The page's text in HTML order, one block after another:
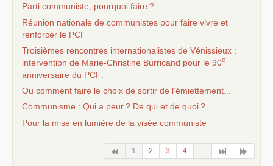
Parti communiste, pourquoi faire ?
Réunion nationale de communistes pour faire vivre et
renforcer le PCF
Troisièmes rencontres internationalistes de Vénissieux :
intervention de Marie-Christine Burricand pour le 90e
anniversaire du PCF
Ou comment faire le choix de sortir de l’émiettement...
Communisme : Qui a peur? De qui et de quoi?
Pour la mise en lumière de la visée communiste
1 2 3 4